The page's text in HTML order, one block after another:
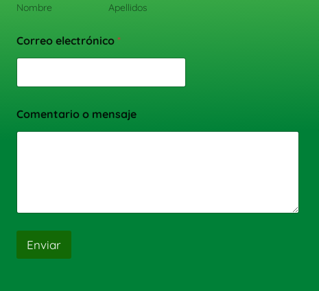
Nombre Apellidos
Correo electrónico *
Comentario o mensaje
Enviar